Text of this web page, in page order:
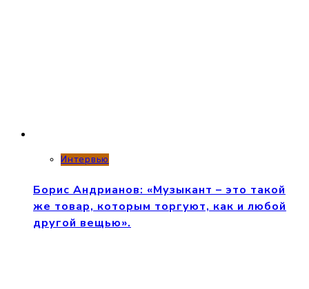
Интервью
Борис Андрианов: «Музыкант – это такой
же товар, которым торгуют, как и любой
другой вещью».